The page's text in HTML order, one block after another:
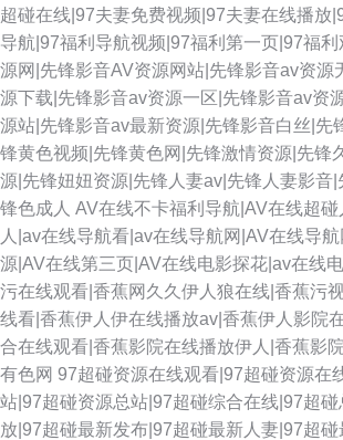
超碰在线|97夫妻免费视频|97夫妻在线播放
导航|97福利导航视频|97福利第一页|97福利
源网|先锋影音AV资源网站|先锋影音av资源
源下载|先锋影音av资源一区|先锋影音av资
源站|先锋影音av最新资源|先锋影音白丝|先
锋黄色视频|先锋黄色网|先锋激情资源|先锋
源|先锋妞妞资源|先锋人妻av|先锋人妻影音
锋色成人 AV在线不卡福利导航|AV在线超
人|av在线导航看|av在线导航网|AV在线导
源|AV在线第三页|AV在线电影探花|av在线
污在线观看|香蕉网久久伊人狼在线|香蕉污
线看|香蕉伊人伊在线播放av|香蕉伊人影院
合在线观看|香蕉影院在线播放伊人|香蕉影
有色网 97超碰资源在线观看|97超碰资源在
站|97超碰资源总站|97超碰综合在线|97超
放|97超碰最新发布|97超碰最新人妻|97超